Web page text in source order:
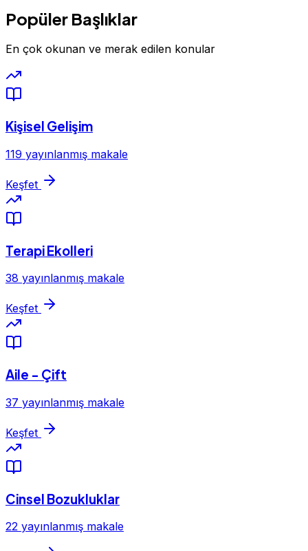
Popüler Başlıklar
En çok okunan ve merak edilen konular
Kişisel Gelişim
119 yayınlanmış makale
Keşfet
Terapi Ekolleri
38 yayınlanmış makale
Keşfet
Aile - Çift
37 yayınlanmış makale
Keşfet
Cinsel Bozukluklar
22 yayınlanmış makale